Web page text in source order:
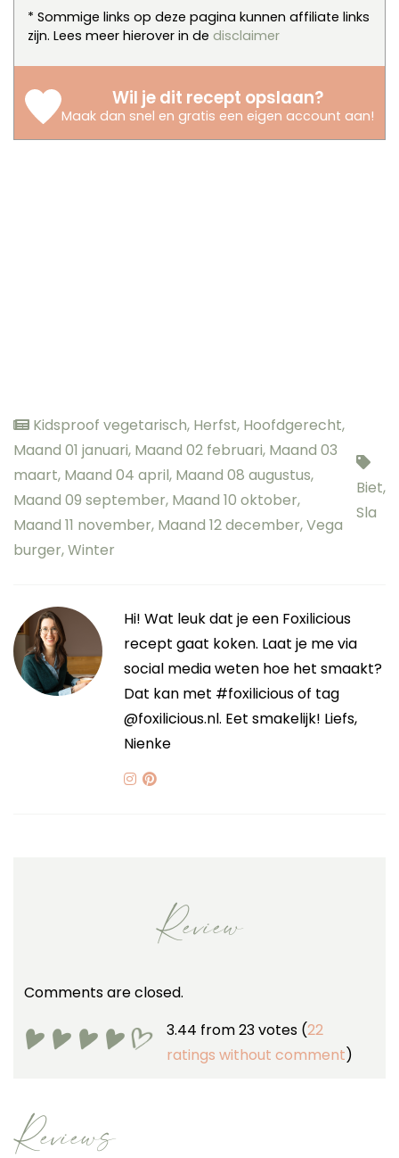
* Sommige links op deze pagina kunnen affiliate links
zijn. Lees meer hierover in de
disclaimer
Wil je dit recept opslaan?
Maak dan snel en gratis een eigen account aan!
Kidsproof vegetarisch, Herfst, Hoofdgerecht,
Maand 01 januari, Maand 02 februari, Maand 03
maart, Maand 04 april, Maand 08 augustus,
Maand 09 september, Maand 10 oktober,
Maand 11 november, Maand 12 december,Vega
burger,Winter
Biet,
Sla
Hi! Wat leuk dat je een Foxilicious
recept gaat koken. Laat je me via
social media weten hoe het smaakt?
Dat kan met #foxilicious of tag
@foxilicious.nl. Eet smakelijk! Liefs,
Nienke
Review
Comments are closed.
3.44 from 23 votes (22
ratings without comment)
Reviews